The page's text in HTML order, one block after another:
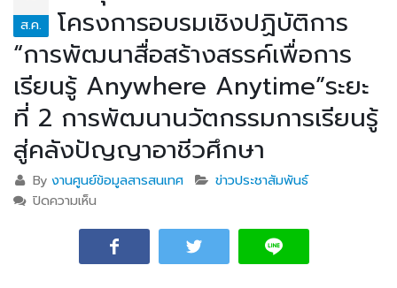
ส.ค.
โครงการอบรมเชิงปฏิบัติการ
“การพัฒนาสื่อสร้างสรรค์เพื่อการ
เรียนรู้ Anywhere Anytime”ระยะ
ที่ 2 การพัฒนานวัตกรรมการเรียนรู้
สู่คลังปัญญาอาชีวศึกษา
Byงานศูนย์ข้อมูลสารสนเทศ
ข่าวประชาสัมพันธ์
ปิดความเห็น
Anywhere Anytime”ระยะที่ 2 การพัฒนานวัตกรรม
การเรียนรู้ สู่คลังปัญญาอาชีวศึกษา